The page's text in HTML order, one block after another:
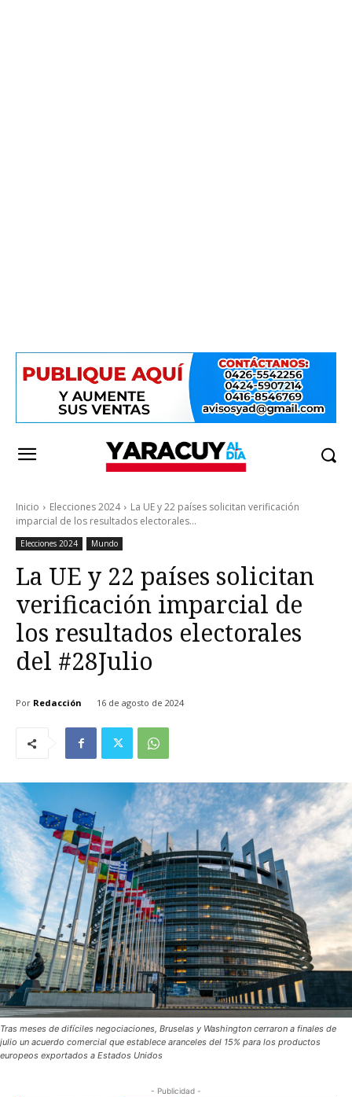
Inicio Elecciones 2024
La UE y 22 países solicitan verificación
imparcial de los resultados electorales...
Elecciones 2024 Mundo
La UE y 22 países solicitan
verificación imparcial de
los resultados electorales
del #28Julio
Por Redacción 16 de agosto de 2024
Tras meses de difíciles negociaciones, Bruselas y Washington cerraron a finales de
julio un acuerdo comercial que establece aranceles del 15% para los productos
europeos exportados a Estados Unidos
- Publicidad -